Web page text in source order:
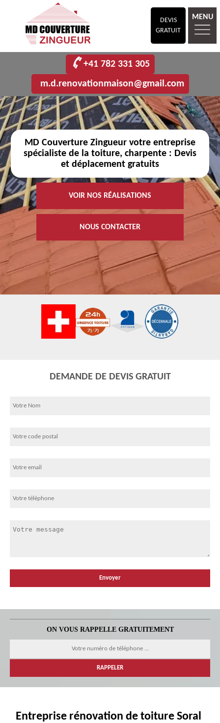
DEVIS
GRATUIT
MENU
+41 782 331 305
m.d.renovationmaison@gmail.com
MD Couverture Zingueur votre entreprise
spécialiste de la toiture, charpente : Devis
et déplacement gratuits
VOIR NOS RÉALISATIONS
NOUS CONTACTER
DEMANDE DE DEVIS GRATUIT
ON VOUS RAPPELLE GRATUITEMENT
Entreprise rénovation de toiture Soral